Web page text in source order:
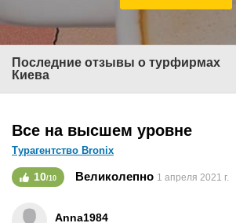
Последние отзывы о турфирмах
Киева
Все на высшем уровне
Турагентство Bronix
10/10 Великолепно 1 апреля 2021 г.
Anna1984